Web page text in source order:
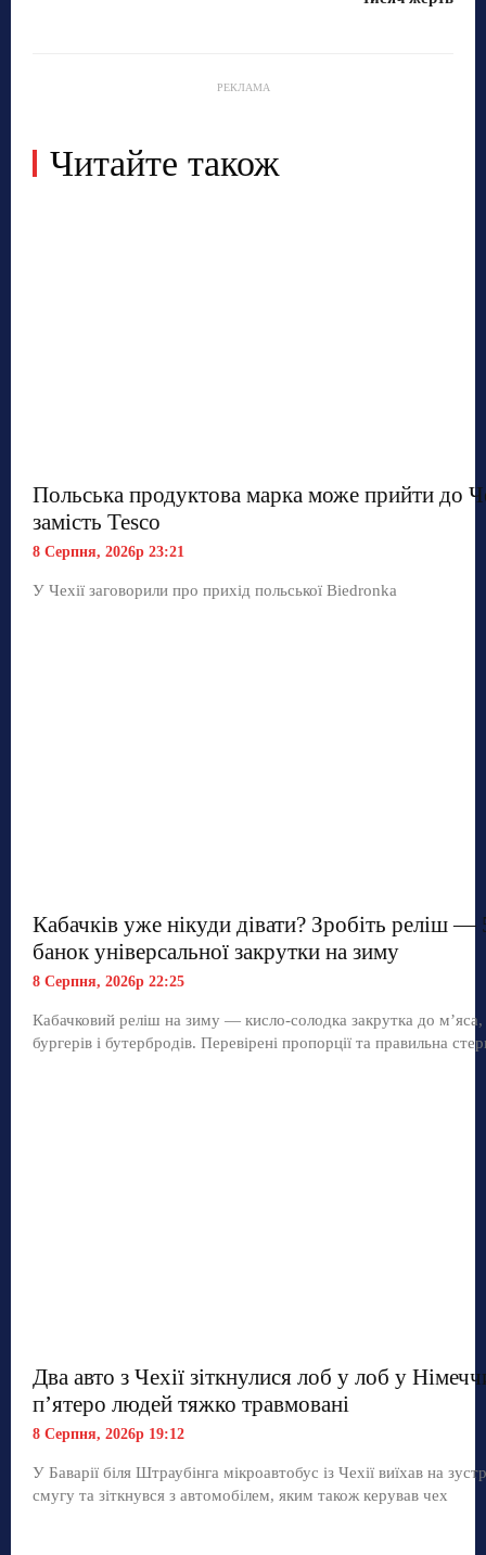
РЕКЛАМА
Читайте також
Польська продуктова марка може прийти до
замість Tesco
8 Серпня, 2026р 23:21
У Чехії заговорили про прихід польської Biedronka
Кабачків уже нікуди дівати? Зробіть реліш —
банок універсальної закрутки на зиму
8 Серпня, 2026р 22:25
Кабачковий реліш на зиму — кисло-солодка закрутка до м’яса,
бургерів і бутербродів. Перевірені пропорції та правильна
Два авто з Чехії зіткнулися лоб у лоб у
п’ятеро людей тяжко травмовані
8 Серпня, 2026р 19:12
У Баварії біля Штраубінга мікроавтобус із Чехії виїхав на
смугу та зіткнувся з автомобілем, яким також керував чех